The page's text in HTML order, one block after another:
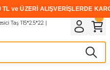
ÜZERİ ALIŞVERİŞLERDE KARGO
Akıllı Vidalar
Akülü Vidalamalar
Gaz Armatürleri
Cırt Zımparalar